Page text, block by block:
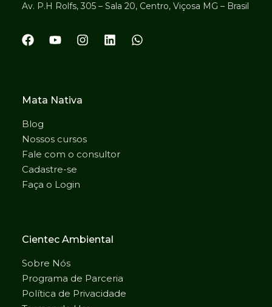
Av. P.H Rolfs, 305 – Sala 20, Centro, Viçosa MG – Brasil
Mata Nativa
Blog
Nossos cursos
Fale com o consultor
Cadastre-se
Faça o Login
Cientec Ambiental
Sobre Nós
Programa de Parceria
Política de Privacidade